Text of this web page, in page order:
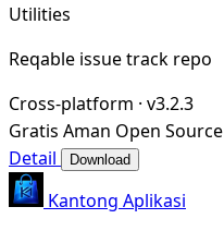
Utilities
Reqable issue track repo
Cross-platform · v3.2.3
Gratis Aman Open Source
Detail
Download
Kantong Aplikasi